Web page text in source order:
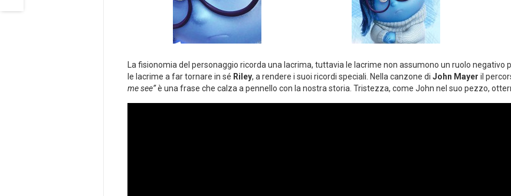
La fisionomia del personaggio ricorda una lacrima, tuttavia le lacrime non assumono un ruolo negativo
le lacrime a far tornare in sé Riley, a rendere i suoi ricordi speciali. Nella canzone di John Mayer il
me see”è una frase che calza a pennello con la nostra storia. Tristezza, come John nel suo pezzo,